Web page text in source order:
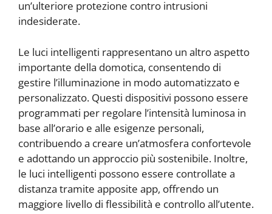
un’ulteriore protezione contro intrusioni
indesiderate.
Le luci intelligenti rappresentano un altro aspetto
importante della domotica, consentendo di
gestire l’illuminazione in modo automatizzato e
personalizzato. Questi dispositivi possono essere
programmati per regolare l’intensità luminosa in
base all’orario e alle esigenze personali,
contribuendo a creare un’atmosfera confortevole
e adottando un approccio più sostenibile. Inoltre,
le luci intelligenti possono essere controllate a
distanza tramite apposite app, offrendo un
maggiore livello di flessibilità e controllo all’utente.